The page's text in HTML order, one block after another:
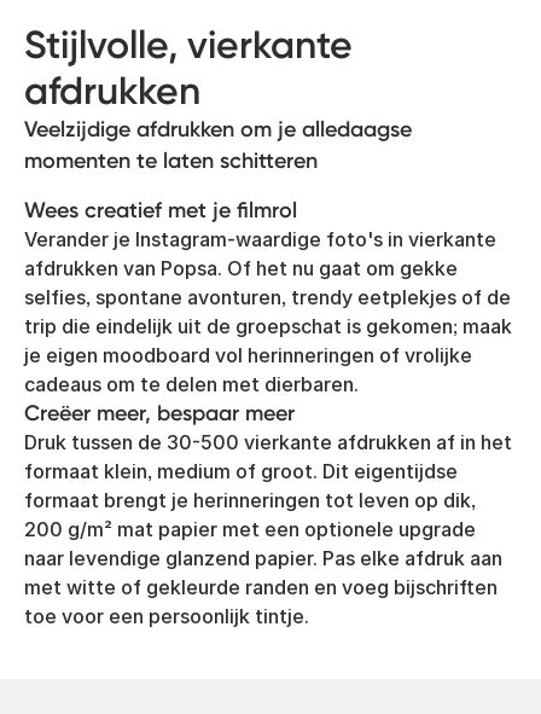
Stijlvolle, vierkante
afdrukken
Veelzijdige afdrukken om je alledaagse
momenten te laten schitteren
Wees creatief met je filmrol
Verander je Instagram-waardige foto's in vierkante
afdrukken van Popsa. Of het nu gaat om gekke
selfies, spontane avonturen, trendy eetplekjes of de
trip die eindelijk uit de groepschat is gekomen; maak
je eigen moodboard vol herinneringen of vrolijke
cadeaus om te delen met dierbaren.
Creëer meer, bespaar meer
Druk tussen de 30-500 vierkante afdrukken af in het
formaat klein, medium of groot. Dit eigentijdse
formaat brengt je herinneringen tot leven op dik,
200 g/m² mat papier met een optionele upgrade
naar levendige glanzend papier. Pas elke afdruk aan
met witte of gekleurde randen en voeg bijschriften
toe voor een persoonlijk tintje.